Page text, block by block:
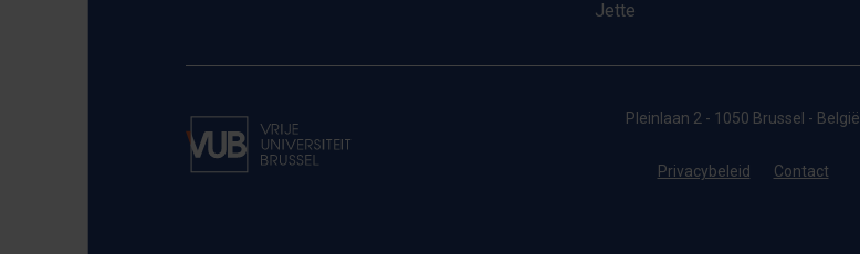
Jette
Pleinlaan 2 - 1050 Brussel - België
Privacybeleid Contact